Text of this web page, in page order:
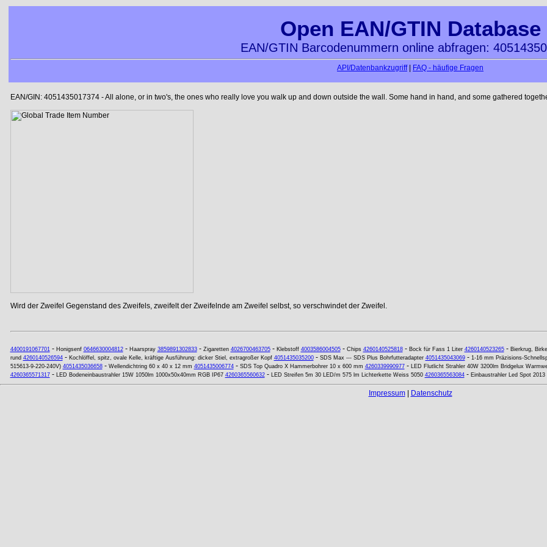
Open EAN/GTIN Database
EAN/GTIN Barcodenummern online abfragen:
API/Datenbankzugriff| FAQ - häufige Fragen
EAN/GIN: 4051435017374 - All alone, or in two's, the ones who really love you walk up and down outside the wall. Some hand in hand, and some gathered
Wird der Zweifel Gegenstand des Zweifels, zweifelt der Zweifelnde am Zweifel selbst, so verschwindet der Zweifel.
4400191067701- Honigsenf 0646630004812- Haarspray 3859891302833- Zigaretten 4026700463705- Klebstoff 4003586004505- Chips 4260140525818- Bock für Fass 1 Liter 4260140523265- Bierkrug,
rund 4260140526594- Kochlöffel, spitz, ovale Kelle, kräftige Ausführung: dicker Stiel, extragroßer Kopf 4051435035200- SDS Max --- SDS Plus Bohrfutteradapter 4051435043069- 1-16 mm Präzisions-
515613-9-220-240V) 4051435036658- Wellendichtring 60 x 40 x 12 mm 4051435006774- SDS Top Quadro X Hammerbohrer 10 x 600 mm 4260339990977- LED Flutlicht Strahler 40W 3200lm Bridgelux
4260365571317- LED Bodeneinbaustrahler 15W 1050lm 1000x50x40mm RGB IP67 4260365560632- LED Streifen 5m 30 LED/m 575 lm Lichterkette Weiss 5050 4260365563084- Einbaustrahler Led Spot
Impressum| Datenschutz